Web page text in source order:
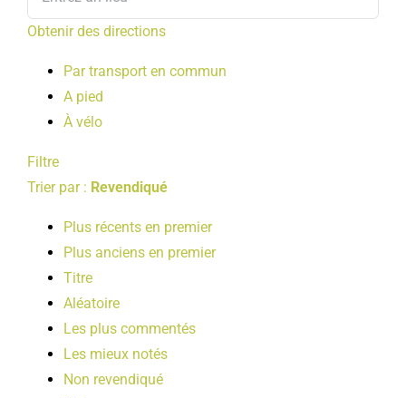
Obtenir des directions
Par transport en commun
A pied
À vélo
Filtre
Trier par : Revendiqué
Plus récents en premier
Plus anciens en premier
Titre
Aléatoire
Les plus commentés
Les mieux notés
Non revendiqué